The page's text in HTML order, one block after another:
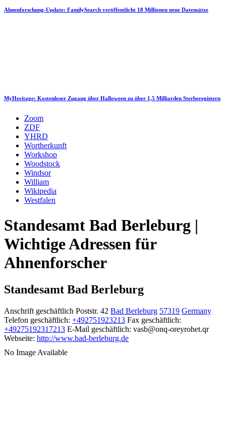
Ahnenforschung-Update: FamilySearch veröffentlicht 18 Millionen neue Datensätze
MyHeritage: Kostenloser Zugang über Halloween zu über 1,5 Milliarden Sterberegistern
Zoom
ZDF
YHRD
Wortherkunft
Workshop
Woodstock
Windsor
William
Wikipedia
Westfalen
Standesamt Bad Berleburg |
Wichtige Adressen für
Ahnenforscher
Standesamt Bad Berleburg
Anschrift geschäftlich Poststr. 42 Bad Berleburg 57319 Germany
Telefon geschäftlich: +492751923213 Fax geschäftlich:
+49275192317213 E-Mail geschäftlich: vasb@onq-oreyrohet.qr
Webseite: http://www.bad-berleburg.de
No Image Available